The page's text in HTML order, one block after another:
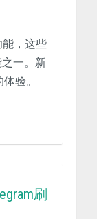
能，这些
一。新
验。
刷